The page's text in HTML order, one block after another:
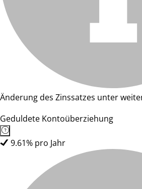
Änderung des Zinssatzes unter
Geduldete Kontoüberziehung
9.61% pro Jahr